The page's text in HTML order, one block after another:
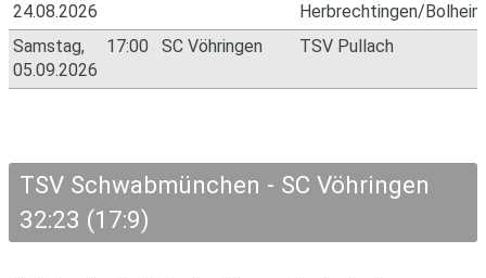
24.08.2026
Herbrechtingen/Bolheim
Samstag,
05.09.2026
17:00 SC Vöhringen TSV Pullach
TSV Schwabmünchen - SC Vöhringen
32:23 (17:9)